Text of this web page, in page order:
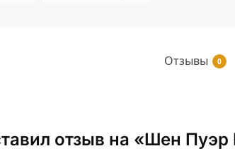
Отзывы 0
отзыв на «Шен